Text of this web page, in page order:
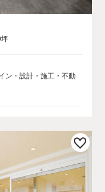
ン・設計・施工・不動